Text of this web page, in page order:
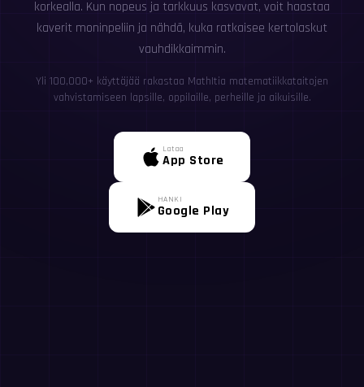
korkealla. Kun nopeus ja tarkkuus kasvavat, voit haastaa
kaverit moninpeliin ja nähdä, kuka ratkaisee kertolaskut
vauhdikkaimmin.
Yli 100,000+ käyttäjää rakastaa MathItia matematiikkataitojen
vahvistamiseen lapsille, oppilaille, perheille ja aikuisille.
Lataa
App Store
HANKI
Google Play